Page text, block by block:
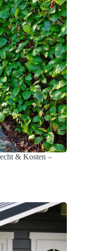
& Kosten –